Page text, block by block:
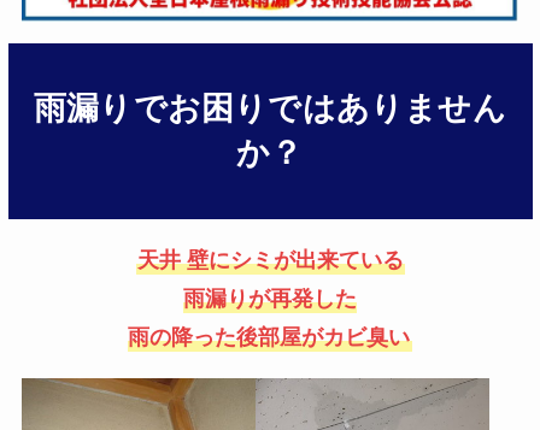
雨漏りでお困りではありません
か？
天井 壁にシミが出来ている
雨漏りが再発した
雨の降った後部屋がカビ臭い